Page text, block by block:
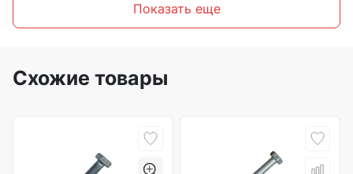
Показать еще
Схожие товары